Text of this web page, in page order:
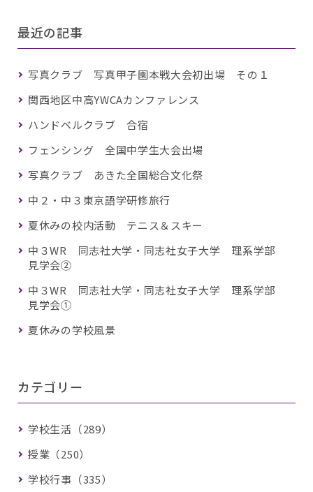
最近の記事
写真クラブ 写真甲子園本戦大会初出場 その１
関西地区中高YWCAカンファレンス
ハンドベルクラブ 合宿
フェンシング 全国中学生大会出場
写真クラブ あきた全国総合文化祭
中２・中３東京語学研修旅行
夏休みの校内活動 テニス＆スキー
中３WR 同志社大学・同志社女子大学 理系学部
見学会②
中３WR 同志社大学・同志社女子大学 理系学部
見学会①
夏休みの学校風景
カテゴリー
学校生活（289）
授業（250）
学校行事（335）